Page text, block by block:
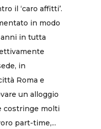
il ‘caro affitti’.
in modo
in tutta
in
Roma e
un alloggio
costringe molti
part-time,...